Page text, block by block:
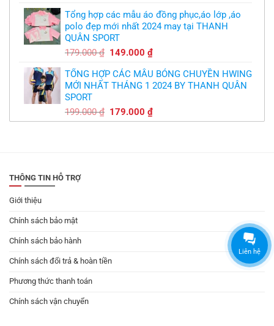
là:
179.000 ₫.
tại
là:
Tổng hợp các mẫu áo đồng phục,áo lớp ,áo
polo đẹp mới nhất 2024 may tại THANH
QUÂN SPORT
179.000₫ Giá
là:
179.000 ₫.
149.000₫Giá
tại
là:
TỔNG HỢP CÁC MẪU BÓNG CHUYỀN HWING
MỚI NHẤT THÁNG 1 2024 BY THANH QUÂN
SPORT
199.000₫ Giá
gốc
179.000₫Giá
hiện
THÔNG TIN HỖ TRỢ
Giới thiệu
Chính sách bảo mật
Chính sách bảo hành
Chính sách đổi trả & hoàn tiền
Phương thức thanh toán
Chính sách vận chuyển
Liên hệ